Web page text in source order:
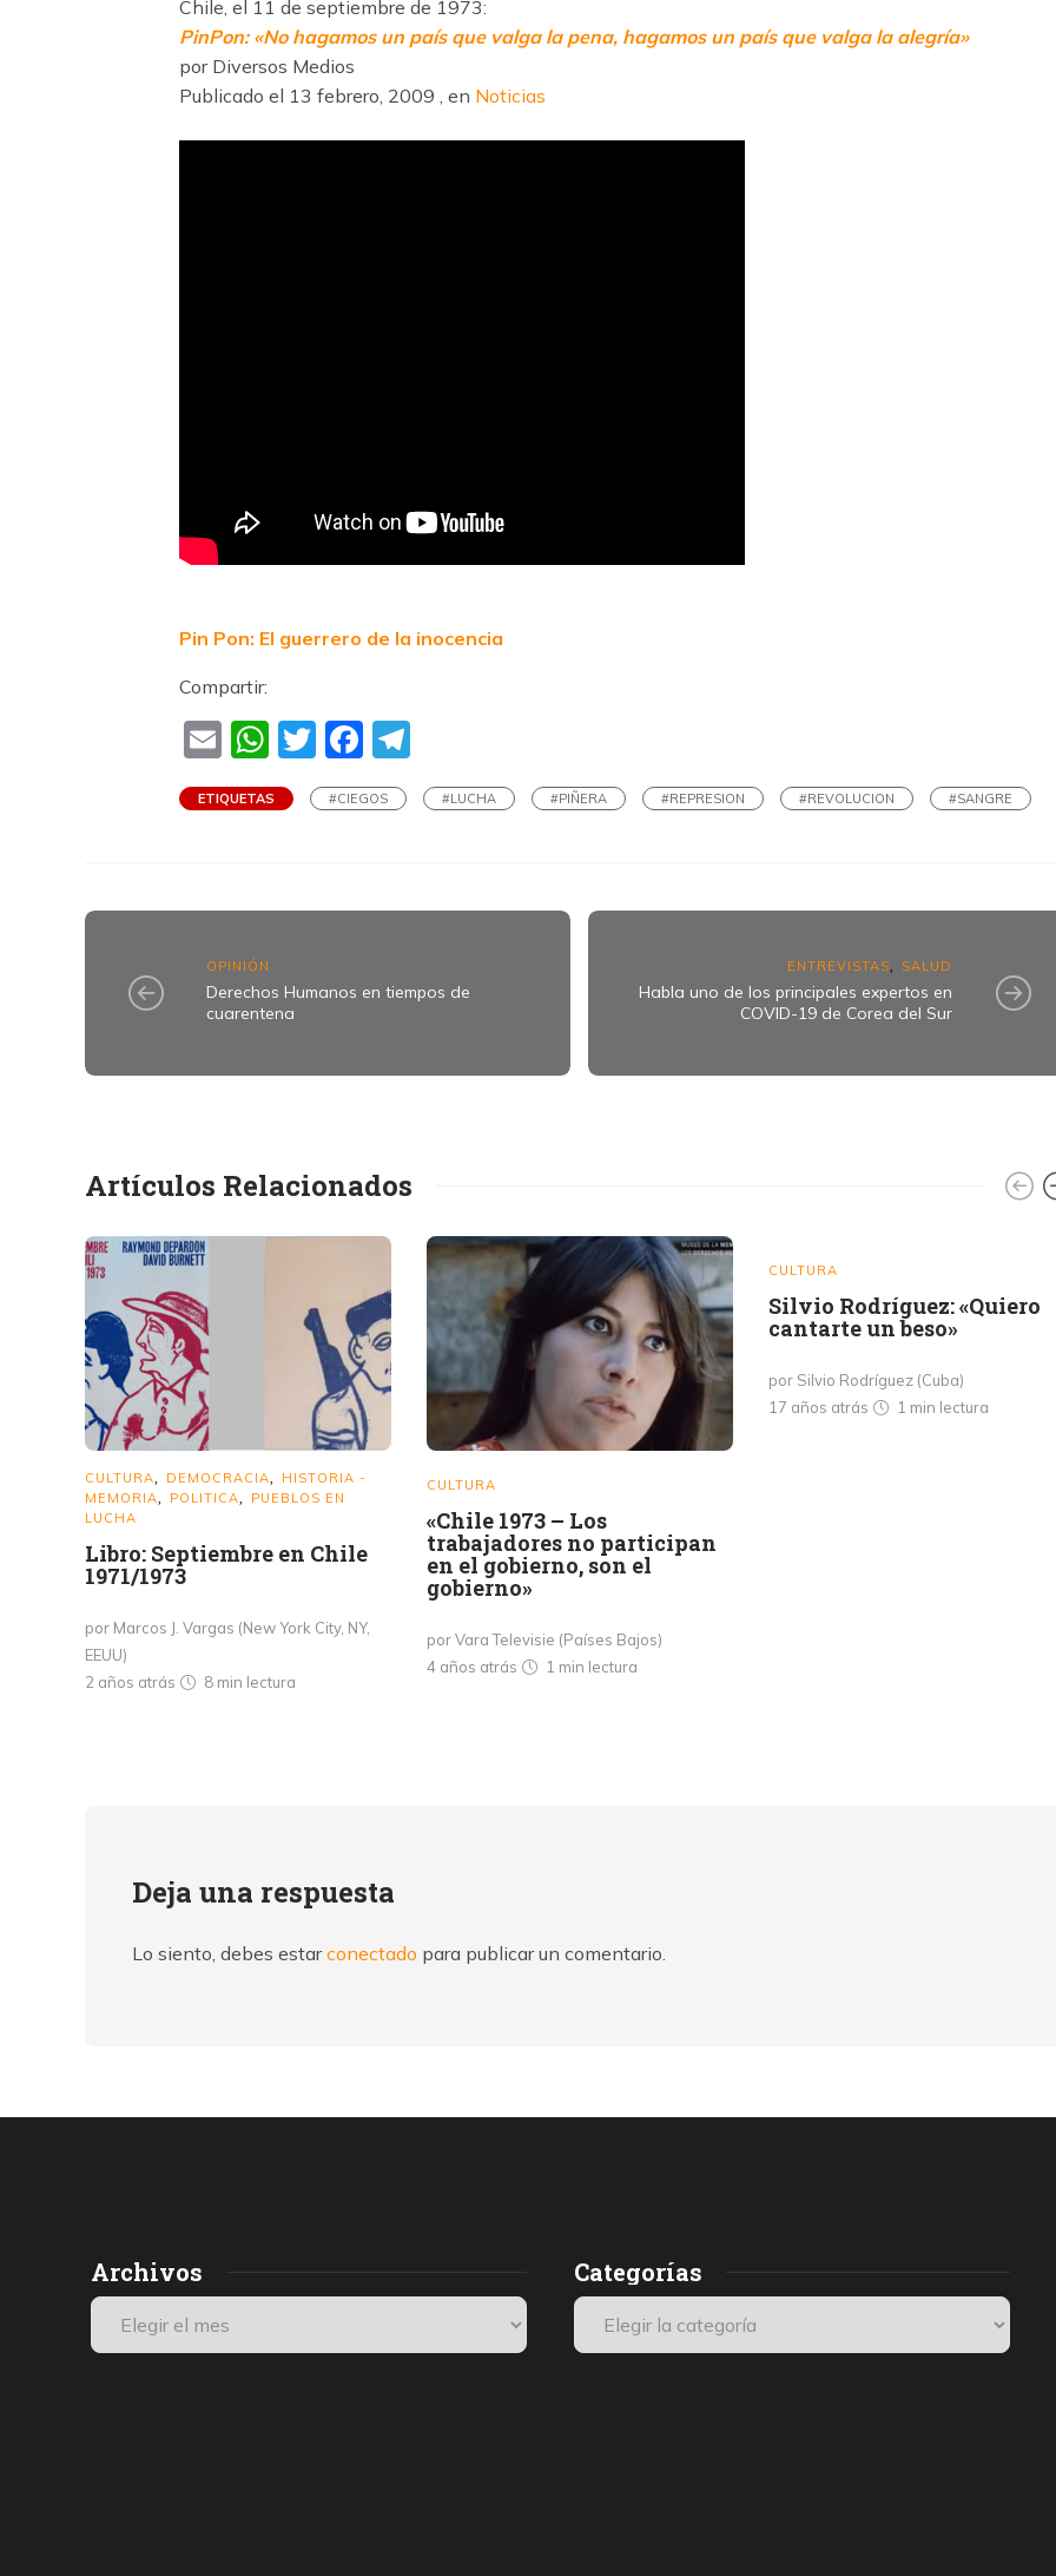
Chile, el 11 de septiembre de 1973:
PinPon: «No hagamos un país que valga la pena, hagamos un país que valga la alegría»
por Diversos Medios
Publicado el 13 febrero, 2009 , en Noticias
Pin Pon: El guerrero de la inocencia
Compartir:
EmailWhatsApp
TwitterFacebook
ETIQUETAS #CIEGOS #LUCHA #PIÑERA #REPRESION #REVOLUCION #SANGRE
OPINIÓN
Derechos Humanos en tiempos de
cuarentena
ENTREVISTAS SALUD
Habla uno de los principales expertos en
COVID-19 de Corea del Sur
Artículos Relacionados
CULTURA DEMOCRACIA
HISTORIA -
MEMORIA
POLITICA
PUEBLOS EN
LUCHA
Libro: Septiembre en Chile
1971/1973
por Marcos J. Vargas (New York City, NY,
EEUU)
2 años atrás
8 min lectura
CULTURA
«Chile 1973 – Los
trabajadores no participan
en el gobierno, son el
gobierno»
por Vara Televisie (Países Bajos)
4 años atrás
1 min lectura
CULTURA
Silvio Rodríguez: «Quiero
cantarte un beso»
por Silvio Rodríguez (Cuba)
17 años atrás
1 min lectura
Deja una respuesta
Lo siento, debes estarconectado para publicar un comentario.
Archivos Categorías